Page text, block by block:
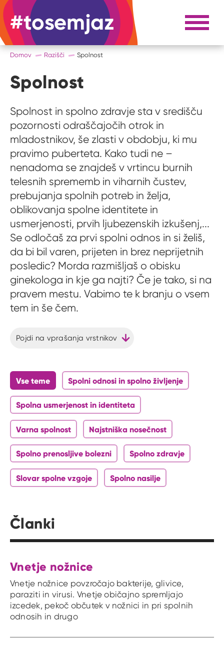
#tosemjaz #to sem jaz Razpri
Domov Razišči Spolnost
Spolnost
Spolnost in spolno zdravje sta v središču
pozornosti odraščajočih otrok in
mladostnikov, še zlasti v obdobju, ki mu
pravimo puberteta. Kako tudi ne –
nenadoma se znajdeš v vrtincu burnih
telesnih sprememb in viharnih čustev,
prebujanja spolnih potreb in želja,
oblikovanja spolne identitete in
usmerjenosti, prvih ljubezenskih izkušenj,...
Se odločaš za prvi spolni odnos in si želiš,
da bi bil varen, prijeten in brez neprijetnih
posledic? Morda razmišljaš o obisku
ginekologa in kje ga najti? Če je tako, si na
pravem mestu. Vabimo te k branju o vsem
tem in še čem.
Pojdi na vprašanja vrstnikov
Vse teme Spolni odnosi in spolno življenje
Spolna usmerjenost in identiteta
Varna spolnost Najstniška nosečnost
Spolno prenosljive bolezni Spolno zdravje
Slovar spolne vzgoje Spolno nasilje
Članki
Vnetje nožnice
Vnetje nožnice povzročajo bakterije, glivice,
paraziti in virusi. Vnetje običajno spremljajo
izcedek, pekoč občutek v nožnici in pri spolnih
odnosih in drugo